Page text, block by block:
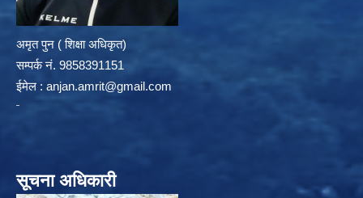
अमृत पुन ( शिक्षा अधिकृत)
सम्पर्क न‌ं. 9858391151
ईमेल : anjan.amrit@gmail.com
सूचना अधिकारी